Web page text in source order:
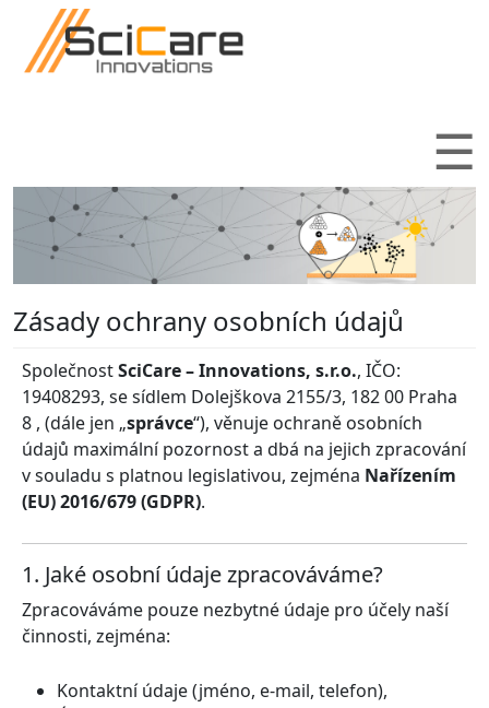
Přejít k hlavnímu obsahu
☰
Zásady ochrany osobních údajů
SpolečnostSciCare – Innovations, s.r.o., IČO:
19408293, se sídlem Dolejškova 2155/3, 182 00 Praha
8 , (dále jen „správce“), věnuje ochraně osobních
údajů maximální pozornost a dbá na jejich zpracování
v souladu s platnou legislativou, zejména Nařízením
(EU) 2016/679 (GDPR).
1. Jaké osobní údaje zpracováváme?
Zpracováváme pouze nezbytné údaje pro účely naší
činnosti, zejména:
Kontaktní údaje (jméno, e-mail, telefon),